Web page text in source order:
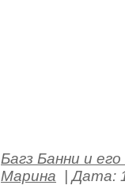
Багз Банни и его
Марина
|Дата: